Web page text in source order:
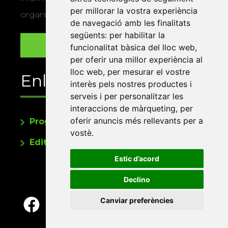
per millorar la vostra experiència
de navegació amb les finalitats
següents: per habilitar la
funcionalitat bàsica del lloc web,
per oferir una millor experiència al
lloc web, per mesurar el vostre
interès pels nostres productes i
serveis i per personalitzar les
interaccions de màrqueting, per
oferir anuncis més rellevants per a
vostè.
Estic d’acord
Declino
Canviar preferències
organitza la Xarxa Vives.
Enllaços
Programa de publicacions
Editorials universitàries a Twitter